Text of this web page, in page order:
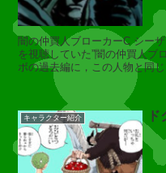
フ
ー
ラ
ッ
ク
マ
闇の仲買人ブローカーC シーザーのガス兵器「シノクニ」の公開実験
を視聴していた”闇の仲買人ブ
ボの過去編に，この人物と同
れている。同一人物かどうか...
キャラクター紹介